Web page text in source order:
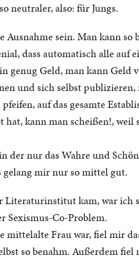
neutraler, also: für Jungs.
sein. Man kann so
dass automatisch alle auf
genug Geld, man kann Geld
und sich selbst
auf das gesamte
kann man scheißen!,
der nur das Wahre und
gelang mir nur so mittel gut.
kam, war ich
Sexismus-Co-Problem.
mittelalte Frau war, fiel mir
so benahm. Außerdem